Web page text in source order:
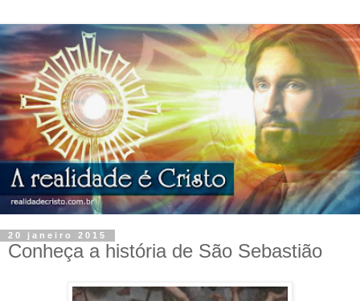
20 janeiro 2015
Conheça a história de São Sebastião